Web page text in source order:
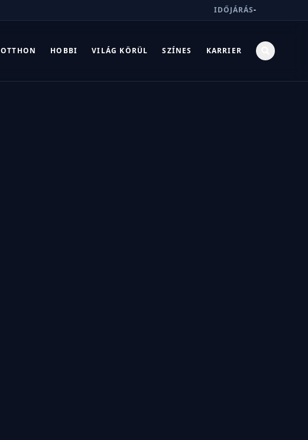
IDŐJÁRÁS-
OTTHON HOBBI VILÁG KÖRÜL SZÍNES KARRIER